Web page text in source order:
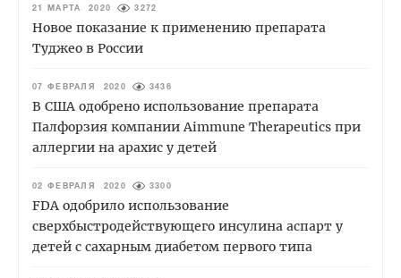
21 МАРТА 2020 3272
Новое показание к применению препарата
Туджео в России
07 ФЕВРАЛЯ 2020 3436
В США одобрено использование препарата
Палфорзия компании Aimmune Therapeutics при
аллергии на арахис у детей
02 ФЕВРАЛЯ 2020 3300
FDA одобрило использование
сверхбыстродействующего инсулина аспарт у
детей с сахарным диабетом первого типа